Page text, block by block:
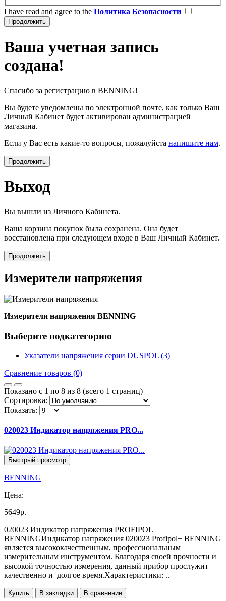
I have read and agree to the Политика Безопасности
Ваша учетная запись
создана!
Спасибо за регистрацию в BENNING!
Вы будете уведомлены по электронной почте, как только Ваш
Личный Кабинет будет активирован администрацией
магазина.
Если у Вас есть какие-то вопросы, пожалуйста напишите нам.
Продолжить
Выход
Вы вышли из Личного Кабинета.
Ваша корзина покупок была сохранена. Она будет
восстановлена при следующем входе в Ваш Личный Кабинет.
Продолжить
Измерители напряжения
Измерители напряжения BENNING
Выберите подкатегорию
Указатели напряжения серии DUSPOL (3)
Сравнение товаров (0)
Показано с 1 по 8 из 8 (всего 1 страниц)
Сортировка:
Показать:
020023 Индикатор напряжения PRO...
Быстрый просмотр
BENNING
Цена:
5649р.
020023 Индикатор напряжения PROFIPOL
BENNINGИндикатор напряжения 020023 Profipol+ BENNING
является высококачественным, профессиональным
измерительным инструментом. Благодаря своей прочности и
высокой точностью измерения, данный прибор прослужит
качественно и долгое время.Характеристики: ..
Купить В закладки В сравнение